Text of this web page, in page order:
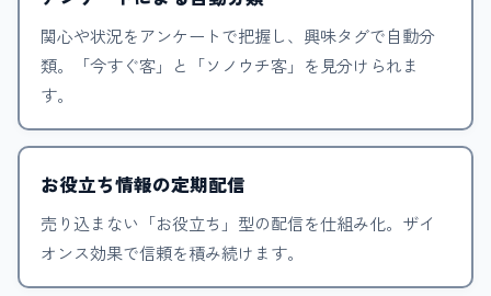
関心や状況をアンケートで把握し、興味タグで自動分
類。「今すぐ客」と「ソノウチ客」を見分けられま
す。
お役立ち情報の定期配信
売り込まない「お役立ち」型の配信を仕組み化。ザイ
オンス効果で信頼を積み続けます。